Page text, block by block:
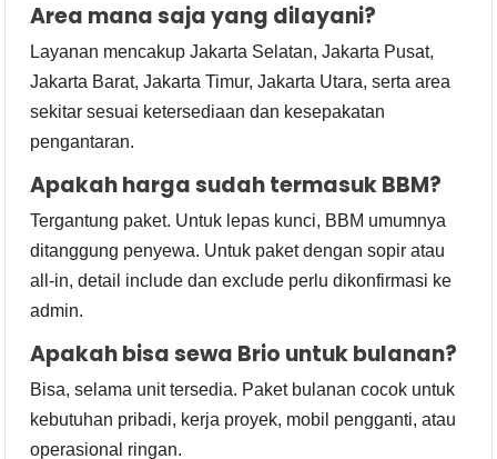
Area mana saja yang dilayani?
Layanan mencakup Jakarta Selatan, Jakarta Pusat,
Jakarta Barat, Jakarta Timur, Jakarta Utara, serta area
sekitar sesuai ketersediaan dan kesepakatan
pengantaran.
Apakah harga sudah termasuk BBM?
Tergantung paket. Untuk lepas kunci, BBM umumnya
ditanggung penyewa. Untuk paket dengan sopir atau
all-in, detail include dan exclude perlu dikonfirmasi ke
admin.
Apakah bisa sewa Brio untuk bulanan?
Bisa, selama unit tersedia. Paket bulanan cocok untuk
kebutuhan pribadi, kerja proyek, mobil pengganti, atau
operasional ringan.